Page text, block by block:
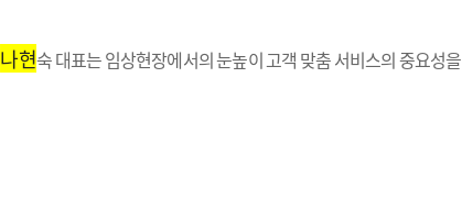
나현숙 대표는 임상현장에서의 눈높이 고객 맞춤 서비스의 중요성을